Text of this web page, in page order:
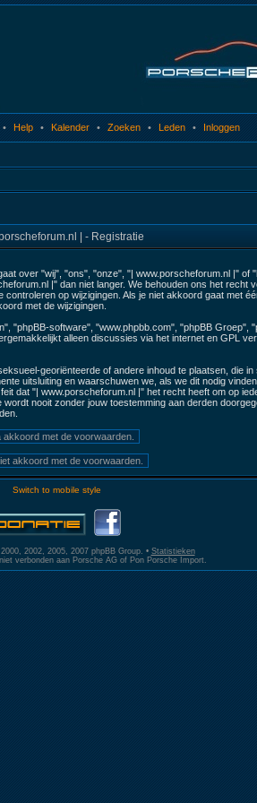
• Help • Kalender • Zoeken • Leden • Inloggen
| - Registratie
over "wij", "ons", "onze", "| www.porscheforum.nl |"
|" dan niet langer. We behouden ons het recht
op wijzigingen. Als je niet akkoord gaat met
met de wijzigingen.
software", "www.phpbb.com", "phpBB Groep",
alleen discussies via het internet en GPL
georiënteerde of andere inhoud te plaatsen, die
uitsluiting en waarschuwen we, als we dit nodig
dat "| www.porscheforum.nl |" het recht heeft om op
nooit zonder jouw toestemming aan derden
Switch to mobile style
2002, 2005, 2007 phpBB Group. • Statistieken
verbonden aan Porsche AG of Pon Porsche Import.